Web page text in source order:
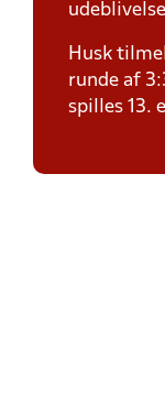
Husk
runde af
spilles 13.